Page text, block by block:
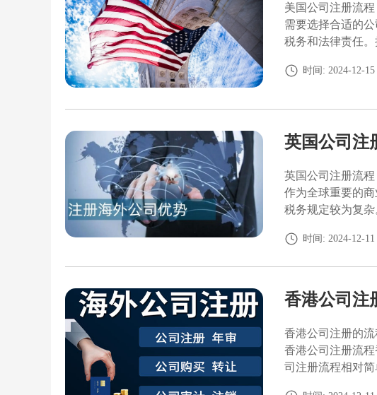
美国公司注册流
需要选择合适的
税务和法律责任
时间: 2024-12-15
英国公司注
英国公司注册流
作为全球重要的
税务规定较为复
时间: 2024-12-11
香港公司注
香港公司注册的
香港公司注册流
司注册流程相对